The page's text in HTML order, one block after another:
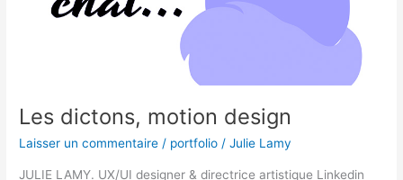
Les dictons, motion design
Laisser un commentaire / portfolio /Julie Lamy
JULIE LAMY. UX/UI designer & directrice artistique Linkedin